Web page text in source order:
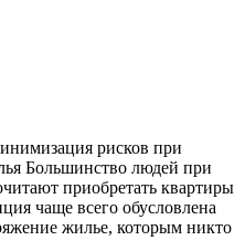
рисков при
Большинство людей при
приобретать квартиры
чаще всего обусловлена
жилье, которым никто